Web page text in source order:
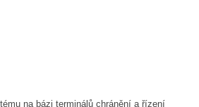
na bázi terminálů chránění a řízení